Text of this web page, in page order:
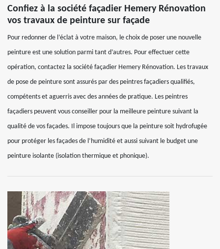
Confiez à la société façadier Hemery Rénovation
vos travaux de peinture sur façade
Pour redonner de l’éclat à votre maison, le choix de poser une nouvelle
peinture est une solution parmi tant d’autres. Pour effectuer cette
opération, contactez la société façadier Hemery Rénovation. Les travaux
de pose de peinture sont assurés par des peintres façadiers qualifiés,
compétents et aguerris avec des années de pratique. Les peintres
façadiers peuvent vous conseiller pour la meilleure peinture suivant la
qualité de vos façades. Il impose toujours que la peinture soit hydrofugée
pour protéger les façades de l’humidité et aussi suivant le budget une
peinture isolante (isolation thermique et phonique).